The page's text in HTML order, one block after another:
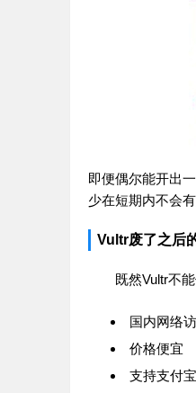
即便偶尔能开出
少在短期内不会有
Vultr废了之后
既然Vultr不
国内网络
价格便宜
支持支付